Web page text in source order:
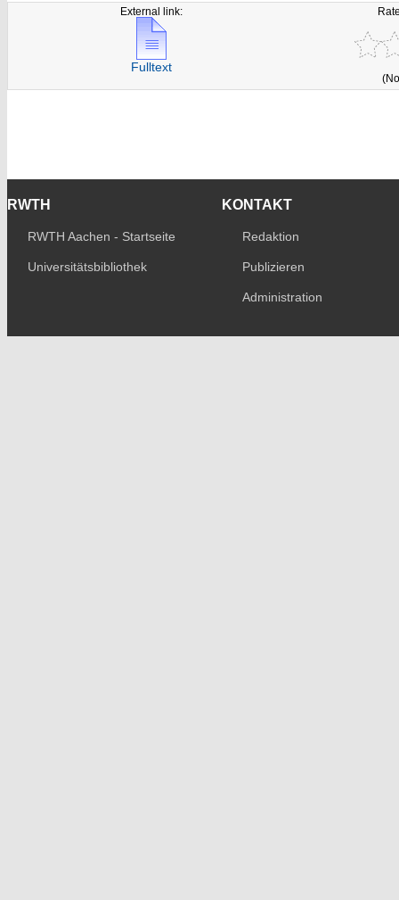
External link:
Fulltext
RWTH
RWTH Aachen - Startseite
Universitätsbibliothek
KONTAKT
Redaktion
Publizieren
Administration